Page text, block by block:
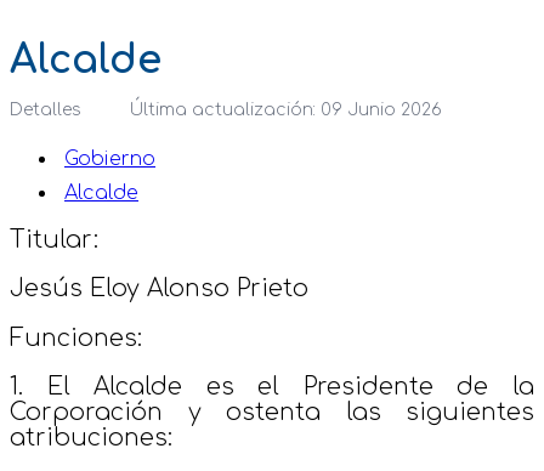
Alcalde
Detalles Última actualización: 09 Junio 2026
Gobierno
Alcalde
Titular:
Jesús Eloy Alonso Prieto
Funciones:
1. El Alcalde es el Presidente de la
Corporación y ostenta las siguientes
atribuciones: